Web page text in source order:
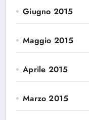
Giugno 2015
Maggio 2015
Aprile 2015
Marzo 2015